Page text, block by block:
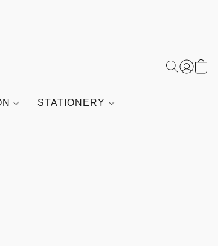
STATIONERY